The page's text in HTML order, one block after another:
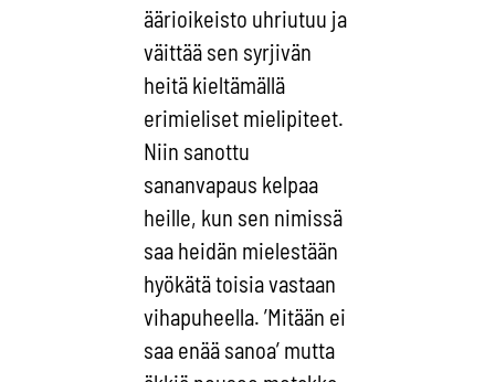
äärioikeisto uhriutuu ja
väittää sen syrjivän
heitä kieltämällä
erimieliset mielipiteet.
Niin sanottu
sananvapaus kelpaa
heille, kun sen nimissä
saa heidän mielestään
hyökätä toisia vastaan
vihapuheella. ’Mitään ei
saa enää sanoa’ mutta